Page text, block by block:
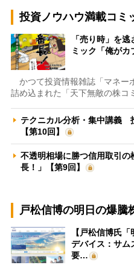
投資ノウハウ満載コミ
「売り時」を
ミック「俺がカ
かつて投資情報雑誌「マネー
詰め込まれた「天下無敵の株コ
テクニカル分析・集中講義
【第10回】
不透明相場に勝つ信用取引
長！」【第9回】
戸松信博の明日の爆騰
【戸松信博氏
デバイス：サム
要…